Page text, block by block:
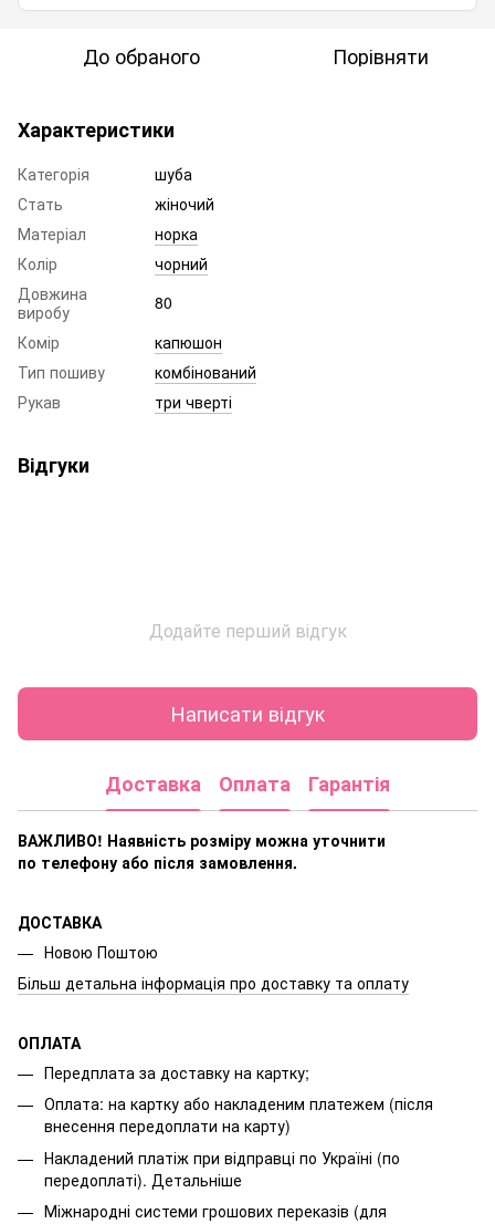
До обраного Порівняти
Характеристики
Категорія
шуба
Стать
жіночий
Матеріал
норка
Колір
чорний
Довжина
виробу
80
Комір
капюшон
Тип пошиву
комбінований
Рукав
три чверті
Відгуки
Додайте перший відгук
Написати відгук
Доставка Оплата Гарантія
ВАЖЛИВО! Наявність розміру можна уточнити
по телефону або після замовлення.
ДОСТАВКА
Новою Поштою
Більш детальна інформація про доставку та оплату
ОПЛАТА
Передплата за доставку на картку;
Оплата: на картку або накладеним платежем (після
внесення передоплати на карту)
Накладений платіж при відправці по Україні (по
передоплаті). Детальніше
Міжнародні системи грошових переказів (для